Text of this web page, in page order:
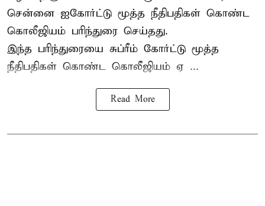
சென்னை ஐகோர்ட்டு மூத்த நீதிபதிகள் கொண்ட
கொலீஜியம் பரிந்துரை செய்தது.
இந்த பரிந்துரையை சுப்ரீம் கோர்ட்டு மூத்த
நீதிபதிகள் கொண்ட கொலீஜியம் ஏ ...
Read More